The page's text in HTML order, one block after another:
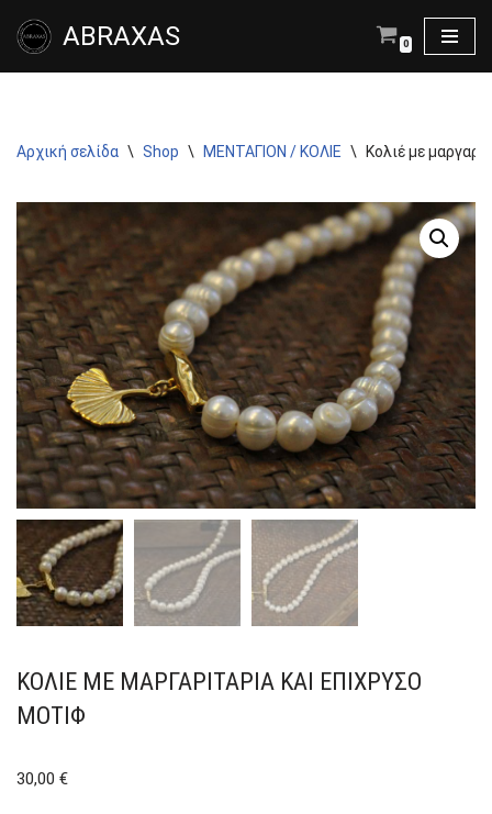
Μεταπηδήστε
ABRAXAS 0
Αρχική σελίδα \ Shop \ ΜΕΝΤΑΓΙΟΝ / ΚΟΛΙΕ \ Κολιέ με
ΚΟΛΙΈ ΜΕ ΜΑΡΓΑΡΙΤΆΡΙΑ ΚΑΙ ΕΠΊΧΡΥΣΟ
ΜΟΤΊΦ
30,00 €